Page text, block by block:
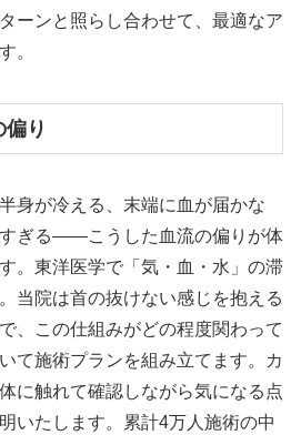
ーンと照らし合わせて、最適なア
。
り
身が冷える、末端に血が届かな
ぎる——こうした血流の偏りが体
。東洋医学で「気・血・水」の滞
当院は首の抜けない感じを抱える
、この仕組みがどの程度関わって
て施術プランを組み立てます。カ
に触れて確認しながら気になる点
いたします。累計4万人施術の中